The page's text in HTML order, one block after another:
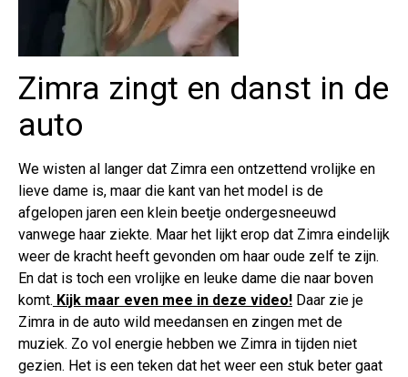
Zimra zingt en danst in de
auto
We wisten al langer dat Zimra een ontzettend vrolijke en
lieve dame is, maar die kant van het model is de
afgelopen jaren een klein beetje ondergesneeuwd
vanwege haar ziekte. Maar het lijkt erop dat Zimra eindelijk
weer de kracht heeft gevonden om haar oude zelf te zijn.
En dat is toch een vrolijke en leuke dame die naar boven
komt. Kijk maar even mee in deze video! Daar zie je
Zimra in de auto wild meedansen en zingen met de
muziek. Zo vol energie hebben we Zimra in tijden niet
gezien. Het is een teken dat het weer een stuk beter gaat